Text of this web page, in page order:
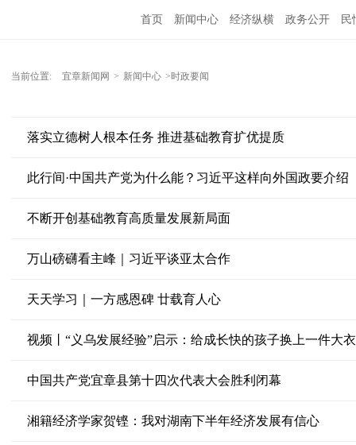
首页 新闻中心 经济纵横 政务公开 民
当前位置: 宜章新闻网 > 新闻中心 >时政要闻
落实立德树人根本任务 推进基础教育扩优提质
此行间·中国共产党为什么能？习近平这样向外国政要介绍
不断开创基础教育高质量发展新局面
万山磅礴看主峰｜习近平谈亚太合作
天天学习｜一方感恩碑 廿载育人心
视频丨“义乌发展经验”启示：给成长快的孩子换上一件大
中国共产党宜章县第十四次代表大会胜利闭幕
湘籍经济学家贺铿：我对湖南下半年经济发展有信心